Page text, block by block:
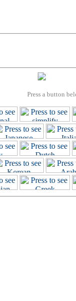
Press a button